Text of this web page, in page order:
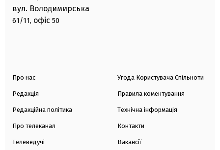
вул. Володимирська
61/11, офіс 50
Про нас
Редакція
Редакційна політика
Про телеканал
Телеведучі
Угода Користувача Спільноти
Правила коментування
Технічна інформація
Контакти
Вакансії